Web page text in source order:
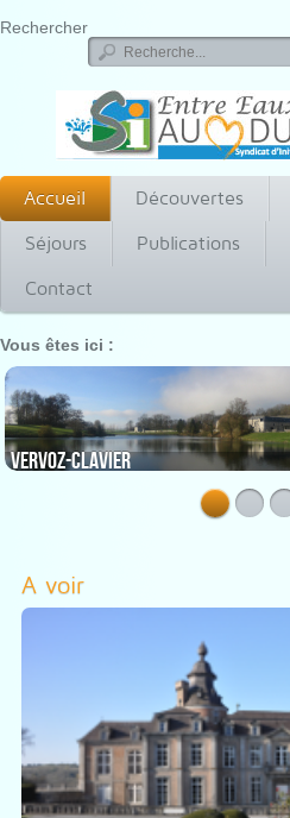
Rechercher
Accueil Découvertes
Séjours
Publications
Contact
Vous êtes ici :
Vervoz-Clavier
A voir